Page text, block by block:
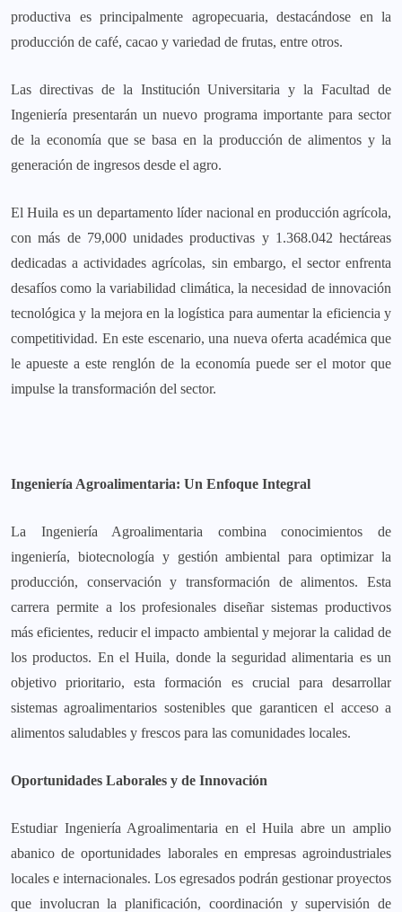
productiva es principalmente agropecuaria, destacándose en la
producción de café, cacao y variedad de frutas, entre otros.
Las directivas de la Institución Universitaria y la Facultad de
Ingeniería presentarán un nuevo programa importante para sector
de la economía que se basa en la producción de alimentos y la
generación de ingresos desde el agro.
El Huila es un departamento líder nacional en producción agrícola,
con más de 79,000 unidades productivas y 1.368.042 hectáreas
dedicadas a actividades agrícolas, sin embargo, el sector enfrenta
desafíos como la variabilidad climática, la necesidad de innovación
tecnológica y la mejora en la logística para aumentar la eficiencia y
competitividad. En este escenario, una nueva oferta académica que
le apueste a este renglón de la economía puede ser el motor que
impulse la transformación del sector.
Ingeniería Agroalimentaria: Un Enfoque Integral
La Ingeniería Agroalimentaria combina conocimientos de
ingeniería, biotecnología y gestión ambiental para optimizar la
producción, conservación y transformación de alimentos. Esta
carrera permite a los profesionales diseñar sistemas productivos
más eficientes, reducir el impacto ambiental y mejorar la calidad de
los productos. En el Huila, donde la seguridad alimentaria es un
objetivo prioritario, esta formación es crucial para desarrollar
sistemas agroalimentarios sostenibles que garanticen el acceso a
alimentos saludables y frescos para las comunidades locales.
Oportunidades Laborales y de Innovación
Estudiar Ingeniería Agroalimentaria en el Huila abre un amplio
abanico de oportunidades laborales en empresas agroindustriales
locales e internacionales. Los egresados podrán gestionar proyectos
que involucran la planificación, coordinación y supervisión de